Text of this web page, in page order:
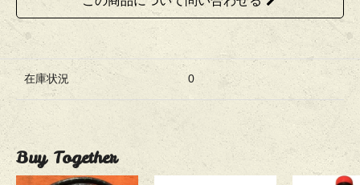
在庫状況 0
Buy Together